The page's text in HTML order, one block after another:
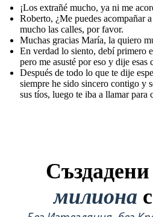
¡Los extrañé mucho, ya ni me
Roberto, ¿Me puedes acompañar
mucho las calles, por favor.
Muchas gracias María, la quiero
En verdad lo siento, debí primero
pero me asusté por eso y dije esas
Después de todo lo que te dije
siempre he sido sincero contigo y
sus tíos, luego te iba a llamar para
милиона